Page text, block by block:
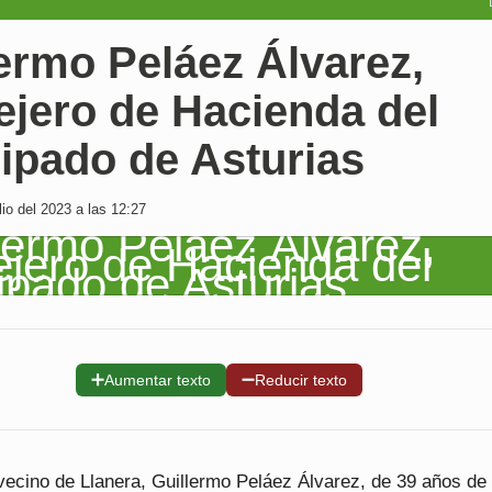
Peláez Álvarez,
de Hacienda del
de Asturias
del 2023 a las 12:27
➕Aumentar texto ➖Reducir texto
de Llanera, Guillermo Peláez Álvarez, de 39 años de